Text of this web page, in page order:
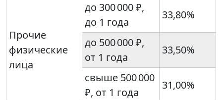
Прочие
физические
лица
до 300 000 ₽,
до 1 года
33,80%
до 500 000 ₽,
от 1 года
33,50%
свыше 500 000
₽, от 1 года
31,00%